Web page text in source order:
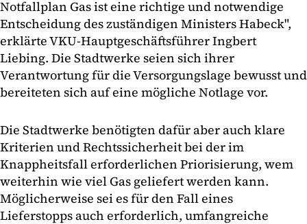
Notfallplan Gas ist eine richtige und notwendige
Entscheidung des zuständigen Ministers Habeck",
erklärte VKU-Hauptgeschäftsführer Ingbert
Liebing. Die Stadtwerke seien sich ihrer
Verantwortung für die Versorgungslage bewusst und
bereiteten sich auf eine mögliche Notlage vor.
Die Stadtwerke benötigten dafür aber auch klare
Kriterien und Rechtssicherheit bei der im
Knappheitsfall erforderlichen Priorisierung, wem
weiterhin wie viel Gas geliefert werden kann.
Möglicherweise sei es für den Fall eines
Lieferstopps auch erforderlich, umfangreiche